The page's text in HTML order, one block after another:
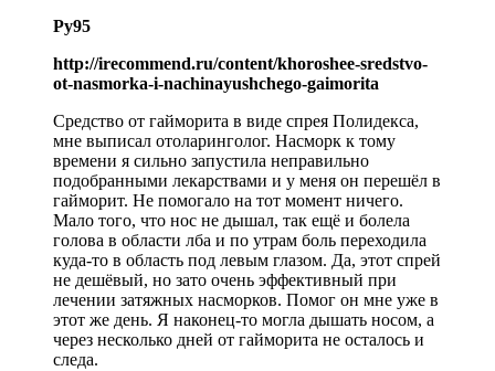
Ру95
http://irecommend.ru/content/khoroshee-sredstvo-
ot-nasmorka-i-nachinayushchego-gaimorita
Средство от гайморита в виде спрея Полидекса,
мне выписал отоларинголог. Насморк к тому
времени я сильно запустила неправильно
подобранными лекарствами и у меня он перешёл в
гайморит. Не помогало на тот момент ничего.
Мало того, что нос не дышал, так ещё и болела
голова в области лба и по утрам боль переходила
куда-то в область под левым глазом. Да, этот спрей
не дешёвый, но зато очень эффективный при
лечении затяжных насморков. Помог он мне уже в
этот же день. Я наконец-то могла дышать носом, а
через несколько дней от гайморита не осталось и
следа.